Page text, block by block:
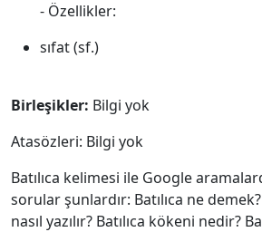
- Özellikler:
sıfat (sf.)
Birleşikler: Bilgi yok
Atasözleri: Bilgi yok
Batılıca kelimesi ile Google
sorular şunlardır: Batılıca ne
nasıl yazılır? Batılıca kökeni nedir?